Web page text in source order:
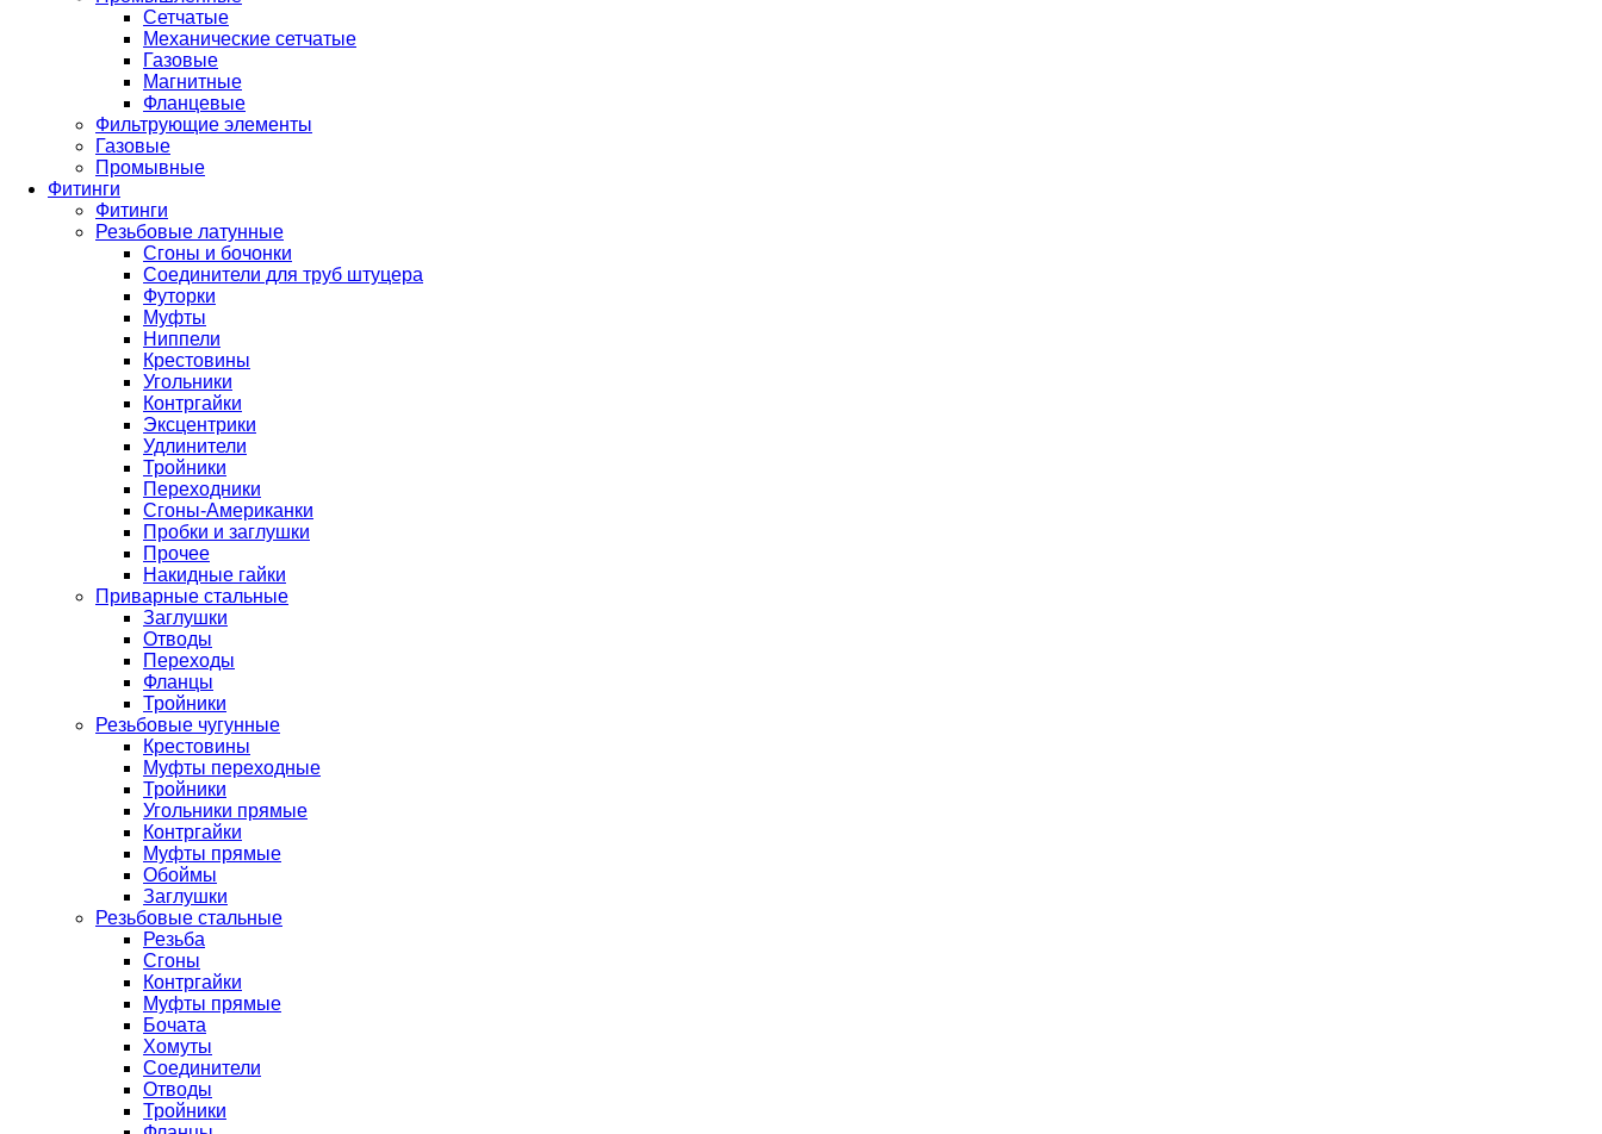
Сетчатые
Механические сетчатые
Газовые
Магнитные
Фланцевые
Фильтрующие элементы
Газовые
Промывные
Фитинги
Фитинги
Резьбовые латунные
Сгоны и бочонки
Соединители для труб штуцера
Футорки
Муфты
Ниппели
Крестовины
Угольники
Контргайки
Эксцентрики
Удлинители
Тройники
Переходники
Сгоны-Американки
Пробки и заглушки
Прочее
Накидные гайки
Приварные стальные
Заглушки
Отводы
Переходы
Фланцы
Тройники
Резьбовые чугунные
Крестовины
Муфты переходные
Тройники
Угольники прямые
Контргайки
Муфты прямые
Обоймы
Заглушки
Резьбовые стальные
Резьба
Сгоны
Контргайки
Муфты прямые
Бочата
Хомуты
Соединители
Отводы
Тройники